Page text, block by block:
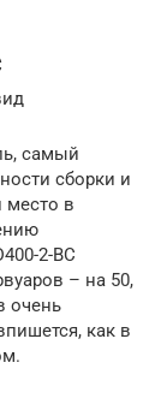
самый
сборки и
место в
2-BC
– на 50,
очень
как в